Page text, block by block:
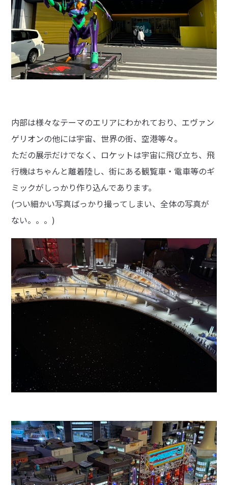
内部は様々なテーマのエリアにわかれており、エヴァン
ゲリオンの他には宇宙、世界の街、空港等々。
ただの展示だけでなく、ロケットは宇宙に飛び立ち、飛
行機はちゃんと離着陸し、街にある観覧車・電車等のギ
ミックがしっかり作り込んであります。
(つい細かい写真ばっかり撮ってしまい、全体の写真が
ない。。。)